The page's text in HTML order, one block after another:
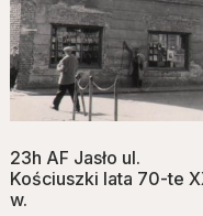
23h AF Jasło ul.
Kościuszki lata 70-te
w.